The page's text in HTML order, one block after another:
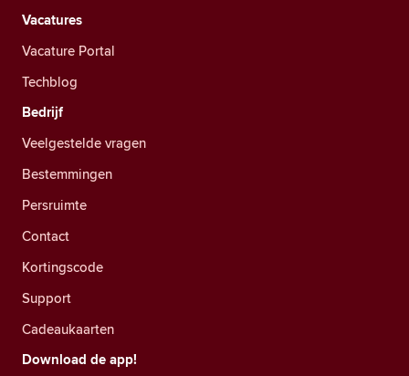
Vacatures
Vacature Portal
Techblog
Bedrijf
Veelgestelde vragen
Bestemmingen
Persruimte
Contact
Kortingscode
Support
Cadeaukaarten
Download de app!